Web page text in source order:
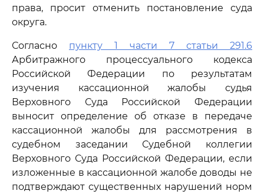
права, просит отменить постановление суда
округа.
Согласно пункту 1 части 7 статьи 291.6
Арбитражного процессуального кодекса
Российской Федерации по результатам
изучения кассационной жалобы судья
Верховного Суда Российской Федерации
выносит определение об отказе в передаче
кассационной жалобы для рассмотрения в
судебном заседании Судебной коллегии
Верховного Суда Российской Федерации, если
изложенные в кассационной жалобе доводы не
подтверждают существенных нарушений норм